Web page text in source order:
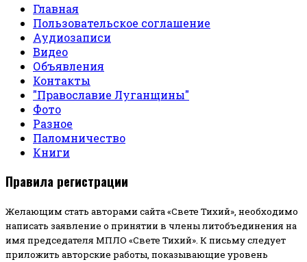
Главная
Пользовательское соглашение
Аудиозаписи
Видео
Объявления
Контакты
"Православие Луганщины"
Фото
Разное
Паломничество
Книги
Правила регистрации
Желающим стать авторами сайта «Свете Тихий», необходимо
написать заявление о принятии в члены литобъединения на
имя председателя МПЛО «Свете Тихий». К письму следует
приложить авторские работы, показывающие уровень